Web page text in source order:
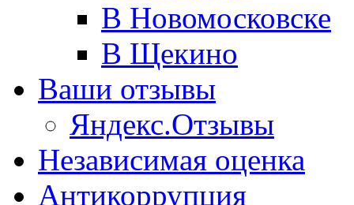
В Новомосковске
В Щекино
Ваши отзывы
Яндекс.Отзывы
Независимая оценка
Антикоррупция